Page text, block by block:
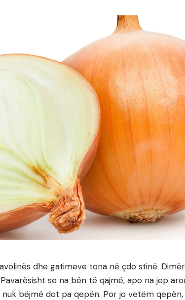
dhe gatimeve tona në çdo stinë.
se na bën të qajmë, apo na jep
nuk bëjmë dot pa qepën. Por jo vetëm